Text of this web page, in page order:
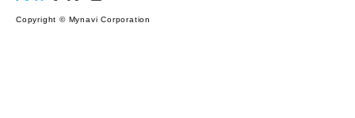
Copyright © Mynavi Corporation